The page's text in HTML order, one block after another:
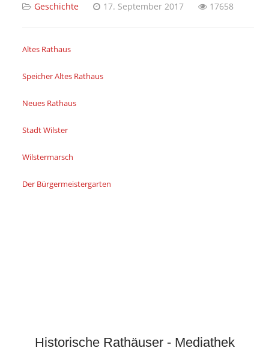
Geschichte 17. September 2017 17658
Altes Rathaus
Speicher Altes Rathaus
Neues Rathaus
Stadt Wilster
Wilstermarsch
Der Bürgermeistergarten
Historische Rathäuser - Mediathek